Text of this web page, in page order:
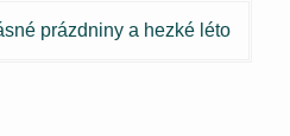
prázdniny a hezké léto